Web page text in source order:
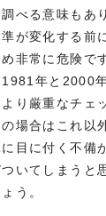
べる意味もあ
が変化する前
非常に危険で
年と2000
り厳重なチェ
場合はこれ以
に目に付く不備
ついてしまうと
う。